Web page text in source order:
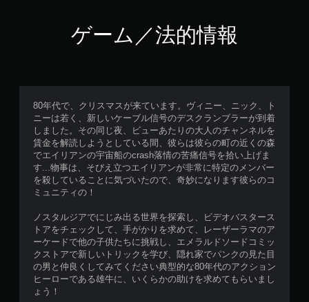
ゲーム／法的情報
80年代で、クリスマスが来ています。ヴィニー、ニック、ト
ニーは若く、新しいケーブル信号のデスクランブラーが到着
しました。その同じ夜、ビューあたりの大人のチャンネルを
賃金を解読しようとしている間、彼らは彼らの町の近くの森
でエイリアンの宇宙船のcrash落情の苦痛信号を拾い上げま
す...物事は、そびえ立つエイリアンが非常に特定のメンバー
を殺していることに気づいたので、奇妙になります彼らのコ
ミュニティの！
ノスタルジアでにじみ出る世界を探索し、ビデオバスタース
トアをチェックして、手がかりを求めて、レーザーラマのア
ーケードで他の子供たちに挑戦し、エメラルドソードコミッ
クストアで新しいトリックを学び、隠れ家でパンクの見た目
の男と仲良くしてみてください典型的な80年代のアクション
ヒーローである雄牛に、いくらかの助けを求めてもらいまし
ょう！